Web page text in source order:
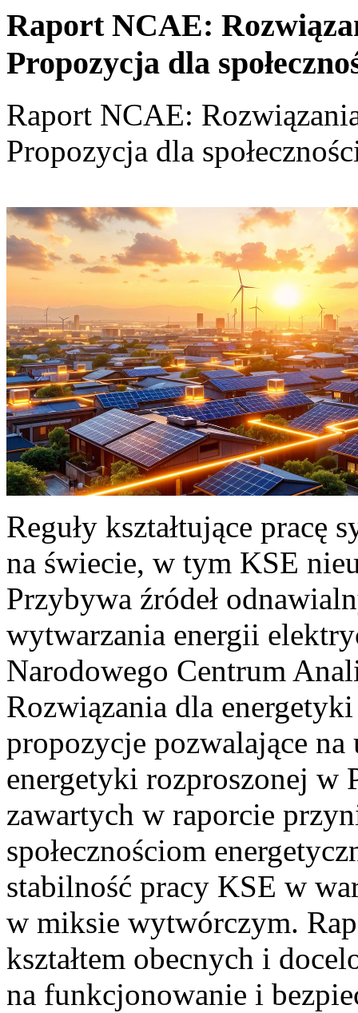
Raport NCAE:
Propozycja dla
Raport NCAE:
Propozycja dla
Reguły kształtujące pracę
na świecie, w tym KSE
Przybywa źródeł
wytwarzania energii
Narodowego Centrum
Rozwiązania dla
propozycje pozwalające
energetyki rozproszonej w
zawartych w raporcie
społecznościom
stabilność pracy KSE w
w miksie wytwórczym.
kształtem obecnych i
na funkcjonowanie i